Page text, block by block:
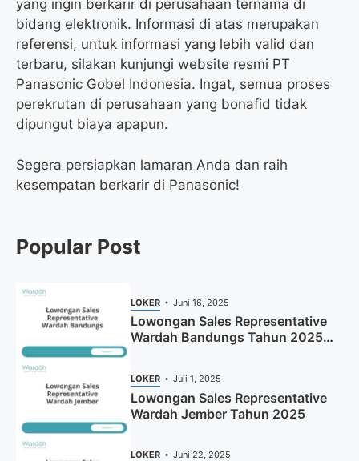
yang ingin berkarir di perusahaan ternama di
bidang elektronik. Informasi di atas merupakan
referensi, untuk informasi yang lebih valid dan
terbaru, silakan kunjungi website resmi PT
Panasonic Gobel Indonesia. Ingat, semua proses
perekrutan di perusahaan yang bonafid tidak
dipungut biaya apapun.
Segera persiapkan lamaran Anda dan raih
kesempatan berkarir di Panasonic!
Popular Post
LOKER Juni 16, 2025
Lowongan Sales Representative
Wardah Bandungs Tahun 2025
LOKER Juli 1, 2025
Lowongan Sales Representative
Wardah Jember Tahun 2025
LOKER Juni 22, 2025